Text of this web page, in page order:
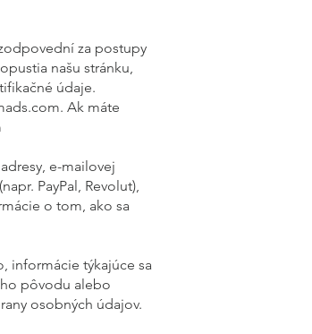
za postupy
našu stránku,
údaje.
Ak máte
e-mailovej
PayPal, Revolut),
o tom, ako sa
informácie týkajúce sa
pôvodu alebo
osobných údajov.